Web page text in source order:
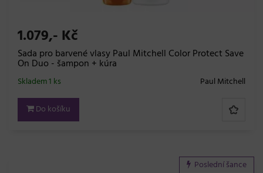
1.079,- Kč
Sada pro barvené vlasy Paul Mitchell Color Protect Save
On Duo - šampon + kúra
Paul Mitchell
Skladem 1 ks
Do košíku
Poslední šance